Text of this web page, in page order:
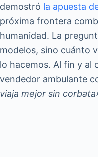
demostró la apuesta
próxima frontera
humanidad. La
modelos, sino cuánto
lo hacemos. Al fin y al
vendedor ambulante
viaja mejor sin